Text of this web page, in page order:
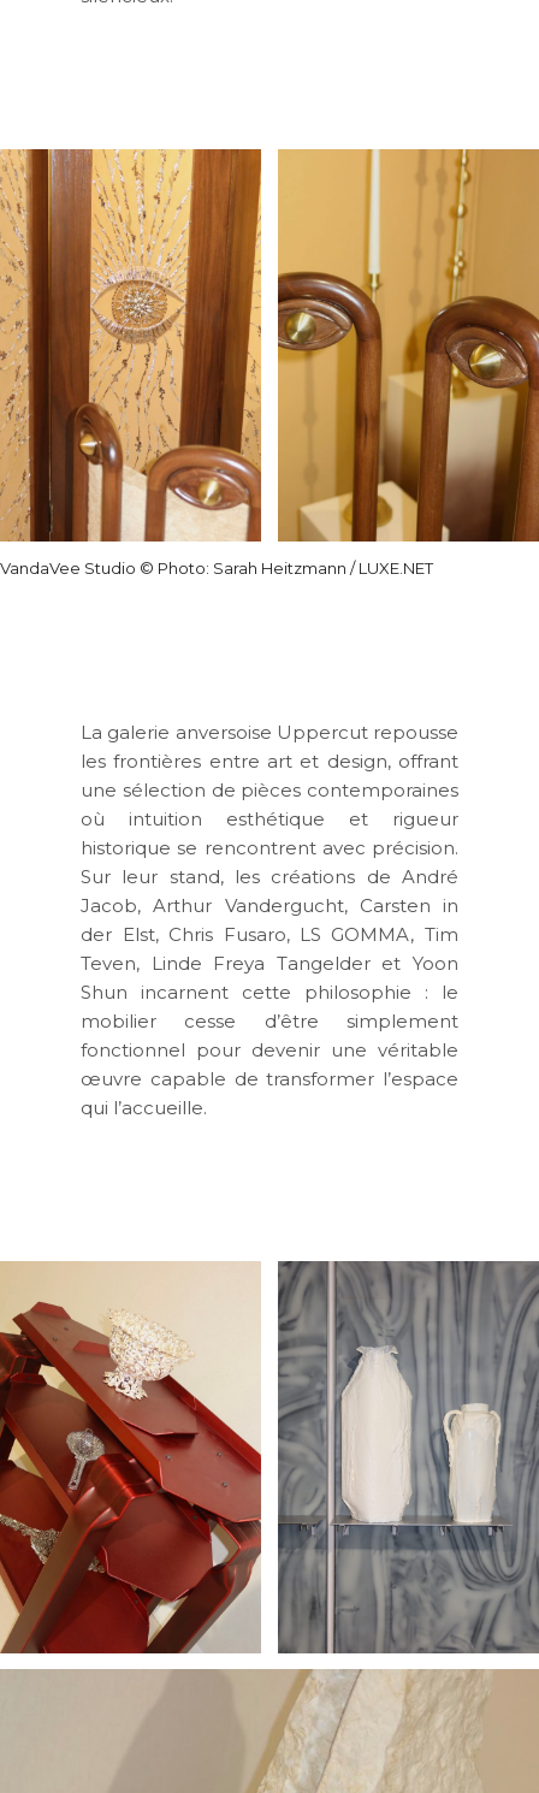
VandaVee Studio © Photo: Sarah Heitzmann / LUXE.NET
La galerie anversoise Uppercutrepousse
les frontières entre art et design, offrant
une sélection de pièces contemporaines
où intuition esthétique et rigueur
historique se rencontrent avec précision.
Sur leur stand, les créations de André
Jacob, Arthur Vandergucht, Carsten in
der Elst, Chris Fusaro, LS GOMMA, Tim
Teven, Linde Freya Tangelder et Yoon
Shun incarnent cette philosophie : le
mobilier cesse d’être simplement
fonctionnel pour devenir une véritable
œuvre capable de transformer l’espace
qui l’accueille.